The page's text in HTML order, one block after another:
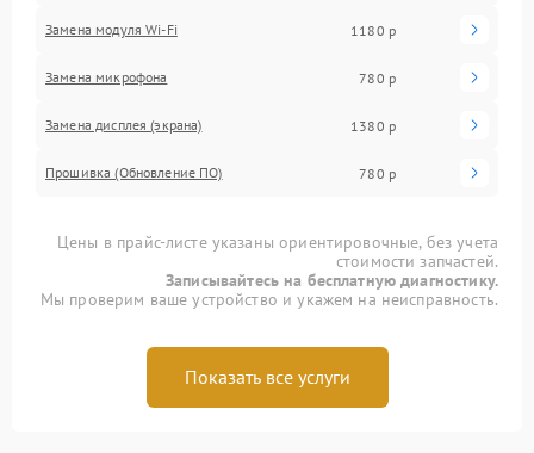
Замена модуля Wi-Fi 1180 р
Замена микрофона 780 р
Замена дисплея (экрана) 1380 р
Прошивка (Обновление ПО) 780 р
Цены в прайс-листе указаны ориентировочные, без учета
стоимости запчастей.
Записывайтесь на бесплатную диагностику.
Мы проверим ваше устройство и укажем на неисправность.
Показать все услуги